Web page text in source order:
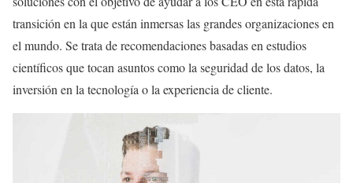
transición en la que están inmersas las grandes organizaciones en
el mundo. Se trata de recomendaciones basadas en estudios
científicos que tocan asuntos como la seguridad de los datos, la
inversión en la tecnología o la experiencia de cliente.